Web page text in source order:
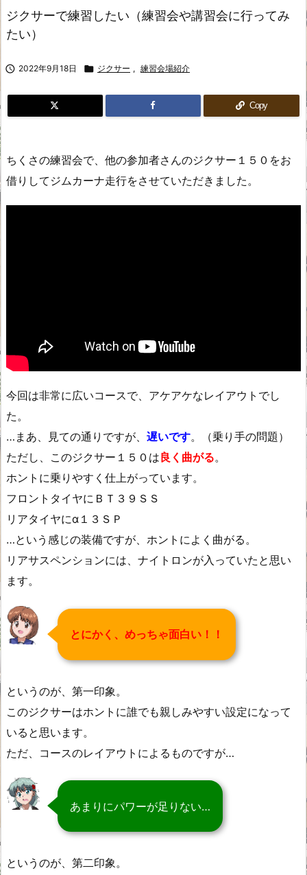
ジクサーで練習したい（練習会や講習会に行ってみ
たい）
 2022年9月18日  ジクサー , 練習会場紹介
Copy
ちくさの練習会で、他の参加者さんのジクサー１５０をお
借りしてジムカーナ走行をさせていただきました。
今回は非常に広いコースで、アケアケなレイアウトでし
た。
…まあ、見ての通りですが、 遅いです。（乗り手の問題）
ただし、このジクサー１５０は良く曲がる。
ホントに乗りやすく仕上がっています。
フロントタイヤにＢＴ３９ＳＳ
リアタイヤにα１３ＳＰ
…という感じの装備ですが、ホントによく曲がる。
リアサスペンションには、ナイトロンが入っていたと思い
ます。
とにかく、めっちゃ面白い！！
というのが、第一印象。
このジクサーはホントに誰でも親しみやすい設定になって
いると思います。
ただ、コースのレイアウトによるものですが…
あまりにパワーが足りない…
というのが、第二印象。